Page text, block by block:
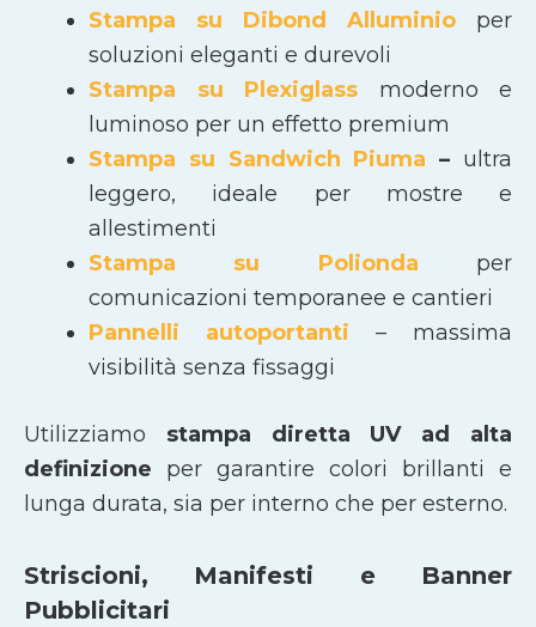
Stampa su Dibond Alluminio per
soluzioni eleganti e durevoli
Stampa su Plexiglass moderno e
luminoso per un effetto premium
Stampa su Sandwich Piuma – ultra
leggero, ideale per mostre e
allestimenti
Stampa su Polionda per
comunicazioni temporanee e cantieri
Pannelli autoportanti – massima
visibilità senza fissaggi
Utilizziamo stampa diretta UV ad alta
definizione per garantire colori brillanti e
lunga durata, sia per interno che per esterno.
Striscioni, Manifesti e Banner
Pubblicitari